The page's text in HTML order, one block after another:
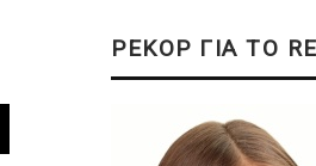
ΡΕΚΟΡ ΓΙΑ ΤΟ